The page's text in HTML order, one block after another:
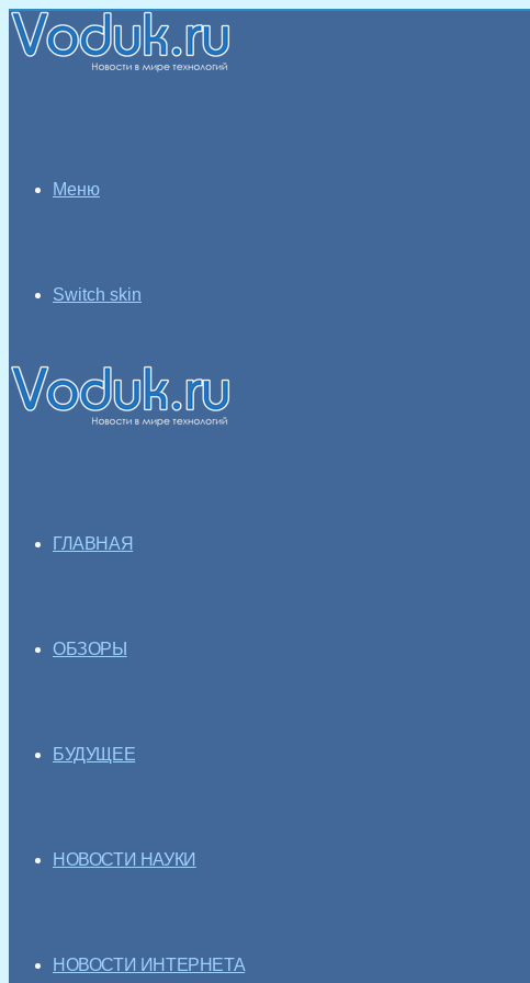
Меню
Switch skin
ГЛАВНАЯ
ОБЗОРЫ
БУДУЩЕЕ
НОВОСТИ НАУКИ
НОВОСТИ ИНТЕРНЕТА